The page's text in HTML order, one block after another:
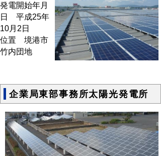
発電開始年月
日 平成25年
10月2日
位置 境港市
竹内団地
企業局東部事務所太陽光発電所